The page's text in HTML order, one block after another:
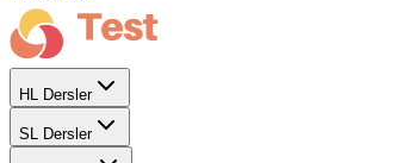
HL Dersler
SL Dersler